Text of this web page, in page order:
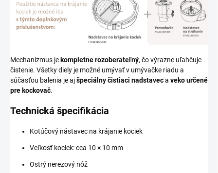
Mechanizmus je kompletne rozoberateľný, čo výrazne uľahčuje
čistenie. Všetky diely je možné umývať v umývačke riadu a
súčasťou balenia je ajšpeciálny čistiaci nadstaveca veko určené
pre kockovač.
Technická špecifikácia
Kotúčový nástavec na krájanie kociek
Veľkosť kociek: cca 10 × 10 mm
Ostrý nerezový nôž